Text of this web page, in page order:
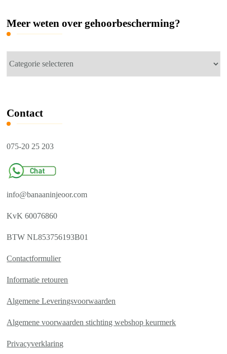
Meer weten over gehoorbescherming?
Contact
075-20 25 203
info@banaaninjeoor.com
KvK 60076860
BTW NL853756193B01
Contactformulier
Informatie retouren
Algemene Leveringsvoorwaarden
Algemene voorwaarden stichting webshop keurmerk
Privacyverklaring